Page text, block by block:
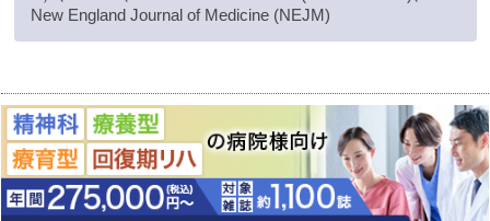
New England Journal of Medicine (NEJM)